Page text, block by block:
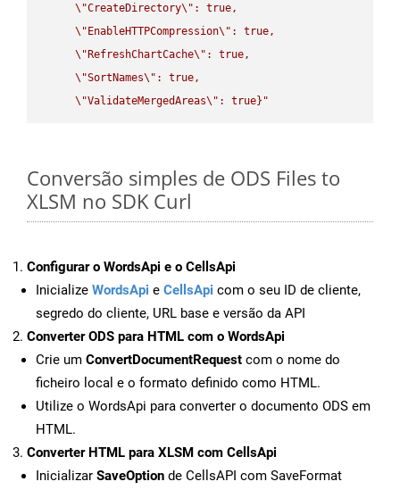
\"CreateDirectory\" : true,
\" EnableHTTPCompression\" : true,
\" RefreshChartCache\" : true,
\"SortNames\" : true,
\"ValidateMergedAreas\" : true}"
Conversão simples de ODS Files to
XLSM no SDK Curl
Configurar o WordsApi e o CellsApi
Inicialize WordsApi e CellsApi com o seu ID de cliente,
segredo do cliente, URL base e versão da API
Converter ODS para HTML com o WordsApi
Crie um ConvertDocumentRequest com o nome do
ficheiro local e o formato definido como HTML.
Utilize o WordsApi para converter o documento ODS em
HTML.
Converter HTML para XLSM com CellsApi
Inicializar SaveOption de CellsAPI com SaveFormat